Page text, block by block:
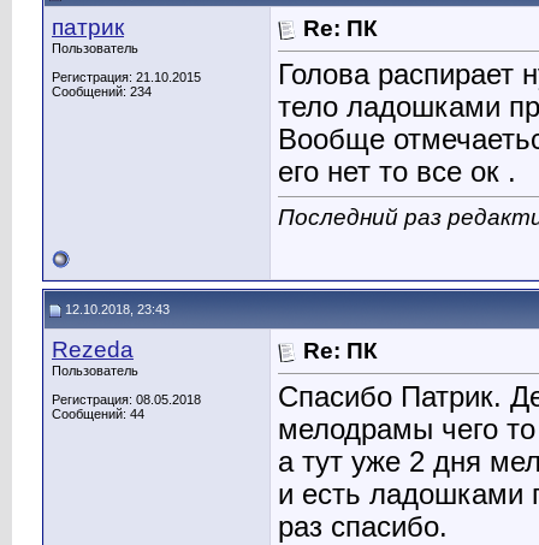
патрик
Пользователь
Регистрация: 21.10.2015
Сообщений: 234
Re: ПК
Голова распирает
тело ладошками
Вообще
его нет то все ок .
Последний раз
12.10.2018, 23:43
Rezeda
Пользователь
Регистрация: 08.05.2018
Сообщений: 44
Re: ПК
Спасибо Патрик.
мелодрамы чего
а тут уже 2 дня
и есть ладошками
раз спасибо.